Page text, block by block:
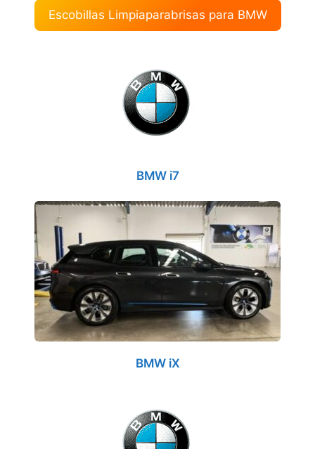
Escobillas Limpiaparabrisas para BMW
BMW i7
BMW iX